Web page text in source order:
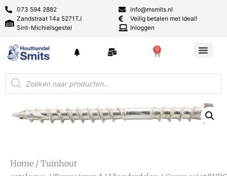
073 594 2882
Zandstraat 14a 5271TJ
Sint-Michielsgestel
info@msmits.nl
Veilig betalen met Ideal!
Inloggen
0
Home / Tuinhout